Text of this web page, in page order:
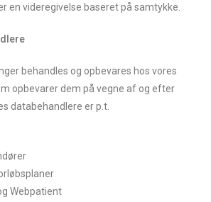
en videregivelse baseret på samtykke.
behandles og opbevares hos vores
opbevarer dem på vegne af og efter
databehandlere er p.t.
Webpatient